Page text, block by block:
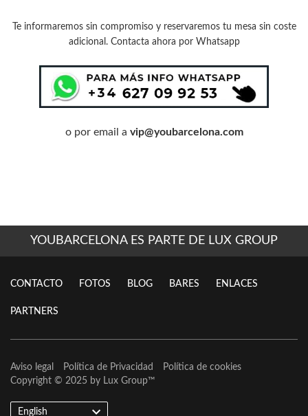
Te informaremos sin compromiso y reservaremos tu mesa sin coste
adicional. Contacta ahora por Whatsapp
o por email a vip@youbarcelona.com
YOUBARCELONA ES PARTE DE LUX GROUP
CONTACTO FOTOS BLOG BARES ENLACES
PARTNERS
Aviso legal Política de Privacidad
Política de cookies
Copyright © 2025 by Lux Group™
English